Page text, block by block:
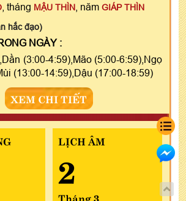
, tháng MẬU THÌN , năm GIÁP THÌN
hắc đạo)
NGÀY :
(3:00-4:59),Mão (5:00-6:59),Ngọ
(13:00-14:59),Dậu (17:00-18:59)
XEM CHI TIẾT
LỊCH ÂM
2
Tháng 3